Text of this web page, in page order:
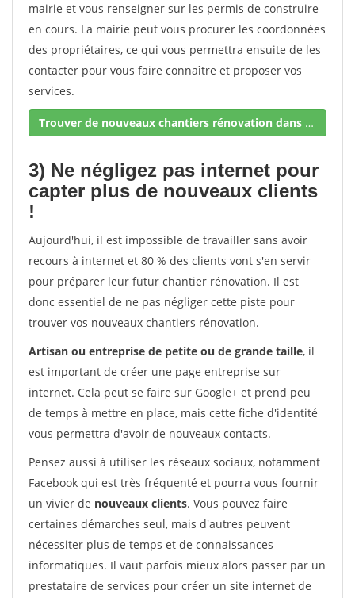
mairie et vous renseigner sur les permis de construire
en cours. La mairie peut vous procurer les coordonnées
des propriétaires, ce qui vous permettra ensuite de les
contacter pour vous faire connaître et proposer vos
services.
Trouver de nouveaux chantiers rénovation dans votre secteur !
3) Ne négligez pas internet pour
capter plus de nouveaux clients
!
Aujourd'hui, il est impossible de travailler sans avoir
recours à internet et 80 % des clients vont s'en servir
pour préparer leur futur chantier rénovation. Il est
donc essentiel de ne pas négliger cette piste pour
trouver vos nouveaux chantiers rénovation.
Artisan ou entreprise de petite ou de grande taille, il
est important de créer une page entreprise sur
internet. Cela peut se faire sur Google+ et prend peu
de temps à mettre en place, mais cette fiche d'identité
vous permettra d'avoir de nouveaux contacts.
Pensez aussi à utiliser les réseaux sociaux, notamment
Facebook qui est très fréquenté et pourra vous fournir
un vivier de nouveaux clients. Vous pouvez faire
certaines démarches seul, mais d'autres peuvent
nécessiter plus de temps et de connaissances
informatiques. Il vaut parfois mieux alors passer par un
prestataire de services pour créer un site internet de